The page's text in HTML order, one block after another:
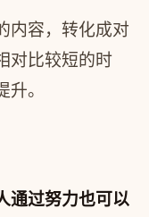
内容，转化成对
对比较短的时
。
通过努力也可以